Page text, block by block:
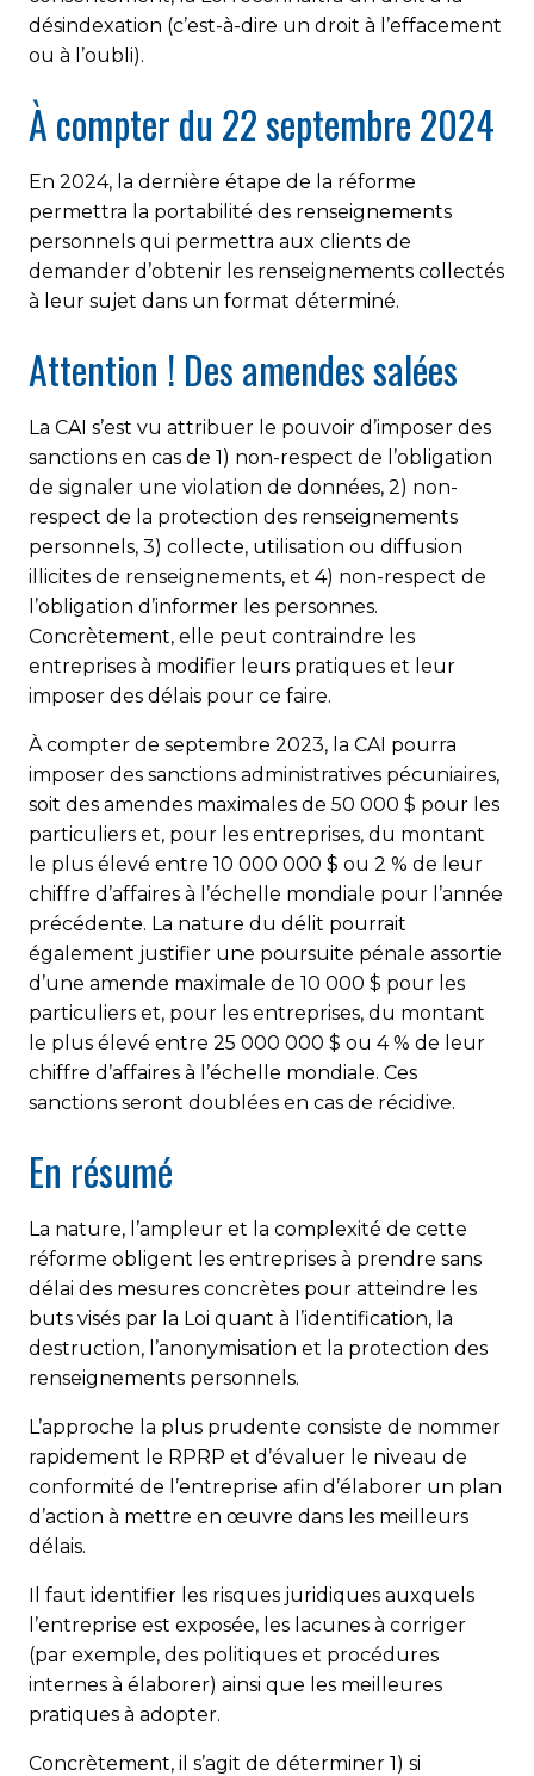
désindexation (c’est-à-dire un droit à l’effacement
ou à l’oubli).
À compter du 22 septembre 2024
En 2024, la dernière étape de la réforme
permettra la portabilité des renseignements
personnels qui permettra aux clients de
demander d’obtenir les renseignements collectés
à leur sujet dans un format déterminé.
Attention ! Des amendes salées
La CAI s’est vu attribuer le pouvoir d’imposer des
sanctions en cas de 1) non-respect de l’obligation
de signaler une violation de données, 2) non-
respect de la protection des renseignements
personnels, 3) collecte, utilisation ou diffusion
illicites de renseignements, et 4) non-respect de
l’obligation d’informer les personnes.
Concrètement, elle peut contraindre les
entreprises à modifier leurs pratiques et leur
imposer des délais pour ce faire.
À compter de septembre 2023, la CAI pourra
imposer des sanctions administratives pécuniaires,
soit des amendes maximales de 50 000 $ pour les
particuliers et, pour les entreprises, du montant
le plus élevé entre 10 000 000 $ ou 2 % de leur
chiffre d’affaires à l’échelle mondiale pour l’année
précédente. La nature du délit pourrait
également justifier une poursuite pénale assortie
d’une amende maximale de 10 000 $ pour les
particuliers et, pour les entreprises, du montant
le plus élevé entre 25 000 000 $ ou 4 % de leur
chiffre d’affaires à l’échelle mondiale. Ces
sanctions seront doublées en cas de récidive.
En résumé
La nature, l’ampleur et la complexité de cette
réforme obligent les entreprises à prendre sans
délai des mesures concrètes pour atteindre les
buts visés par la Loi quant à l’identification, la
destruction, l’anonymisation et la protection des
renseignements personnels.
L’approche la plus prudente consiste de nommer
rapidement le RPRP et d’évaluer le niveau de
conformité de l’entreprise afin d’élaborer un plan
d’action à mettre en œuvre dans les meilleurs
délais.
Il faut identifier les risques juridiques auxquels
l’entreprise est exposée, les lacunes à corriger
(par exemple, des politiques et procédures
internes à élaborer) ainsi que les meilleures
pratiques à adopter.
Concrètement, il s’agit de déterminer 1) si